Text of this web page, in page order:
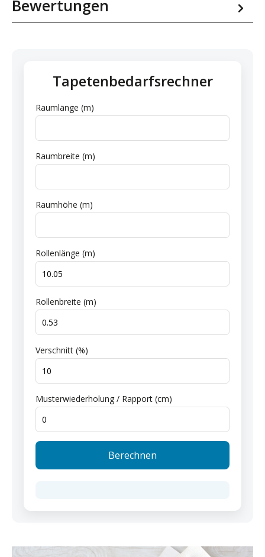
Bewertungen
Tapetenbedarfsrechner
Raumlänge (m)
Raumbreite (m)
Raumhöhe (m)
Rollenlänge (m)
Rollenbreite (m)
Verschnitt (%)
Musterwiederholung / Rapport (cm)
Berechnen